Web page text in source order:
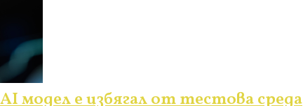
модел е избягал от тестова среда